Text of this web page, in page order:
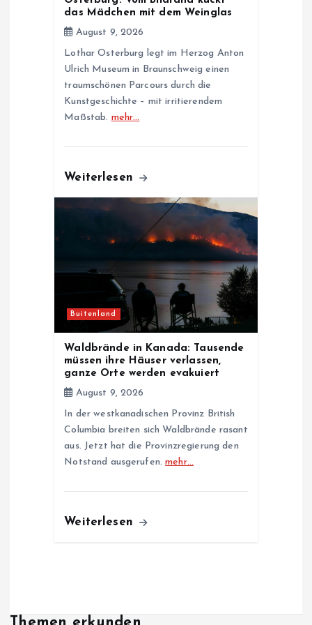
das Mädchen mit dem Weinglas
August 9, 2026
Lothar Osterburg legt im Herzog Anton
Ulrich Museum in Braunschweig einen
traumschönen Parcours durch die
Kunstgeschichte – mit irritierendem
Maßstab. mehr…
Weiterlesen
Buitenland
Waldbrände in Kanada: Tausende
müssen ihre Häuser verlassen,
ganze Orte werden evakuiert
August 9, 2026
In der westkanadischen Provinz British
Columbia breiten sich Waldbrände rasant
aus. Jetzt hat die Provinzregierung den
Notstand ausgerufen.mehr…
Weiterlesen